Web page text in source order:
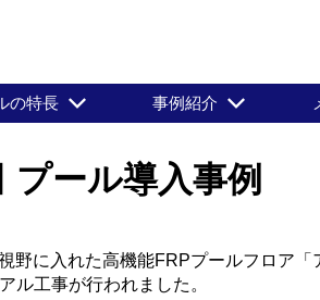
の特長 事例紹介
ール導入事例
野に入れた高機能FRPプールフロア
ル工事が行われました。